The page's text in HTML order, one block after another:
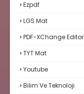
Ezpdf
LGS Mat
PDF-XChange Editor
TYT Mat
Youtube
Bilim Ve Teknoloji